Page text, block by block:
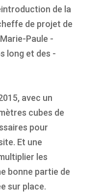
de la
de projet de
Paule
long et des
avec un
cubes de
pour
Et une
les
bonne partie de
sur place.